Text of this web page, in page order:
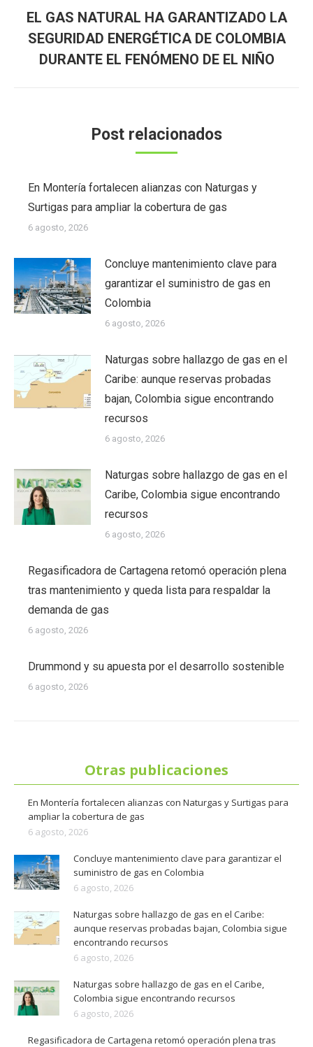
Publicación
siguiente:
EL GAS NATURAL HA GARANTIZADO LA
SEGURIDAD ENERGÉTICA DE COLOMBIA
DURANTE EL FENÓMENO DE EL NIÑO
Post relacionados
En Montería fortalecen alianzas con Naturgas y
Surtigas para ampliar la cobertura de gas
6 agosto, 2026
Concluye mantenimiento clave para
garantizar el suministro de gas en
Colombia
6 agosto, 2026
Naturgas sobre hallazgo de gas en el
Caribe: aunque reservas probadas
bajan, Colombia sigue encontrando
recursos
6 agosto, 2026
Naturgas sobre hallazgo de gas en el
Caribe, Colombia sigue encontrando
recursos
6 agosto, 2026
Regasificadora de Cartagena retomó operación plena
tras mantenimiento y queda lista para respaldar la
demanda de gas
6 agosto, 2026
Drummond y su apuesta por el desarrollo sostenible
6 agosto, 2026
Otras publicaciones
En Montería fortalecen alianzas con Naturgas y Surtigas para
ampliar la cobertura de gas
6 agosto, 2026
Concluye mantenimiento clave para garantizar el
suministro de gas en Colombia
6 agosto, 2026
Naturgas sobre hallazgo de gas en el Caribe:
aunque reservas probadas bajan, Colombia sigue
encontrando recursos
6 agosto, 2026
Naturgas sobre hallazgo de gas en el Caribe,
Colombia sigue encontrando recursos
6 agosto, 2026
Regasificadora de Cartagena retomó operación plena tras